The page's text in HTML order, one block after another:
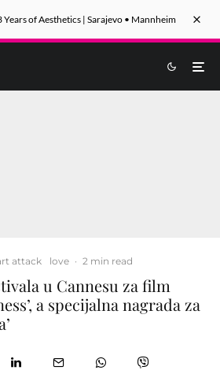
of Aesthetics | Sarajevo • Mannheim
attack love · 2 min read
u Cannesu za film
a specijalna nagrada za